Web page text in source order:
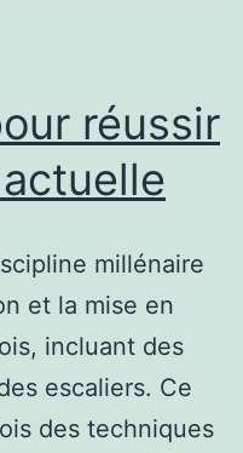
réussir
millénaire
et la mise en
incluant des
escaliers. Ce
des techniques